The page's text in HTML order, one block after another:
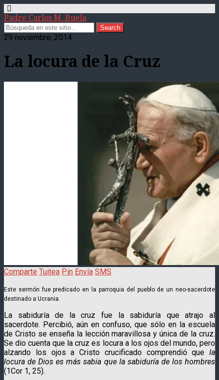
Padre Carlos M. Buela
29 noviembre, 2014
La locura de la Cruz
Comparte Tuitea Pin Envía SMS
Este sermón fue predicado en la parroquia del pueblo de un neo-sacerdote
destinado a Ucrania.
La sabiduría de la cruz fue la sabiduría que atrajo al
sacerdote. Percibió, aún en confuso, que sólo en la escuela
de Cristo se enseña la lección maravillosa y única de la cruz.
Se dio cuenta que la cruz es locura a los ojos del mundo, pero
alzando los ojos a Cristo crucificado comprendió que la
locura de Dios es más sabia que la sabiduría de los hombres
(1Cor 1, 25).